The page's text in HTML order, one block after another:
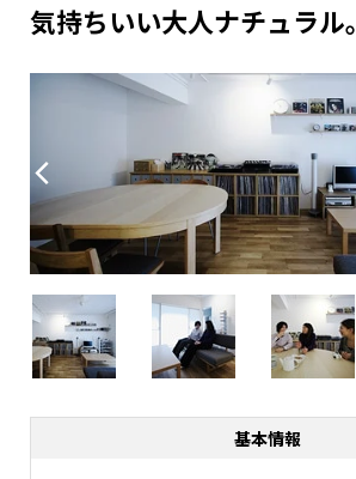
気持ちいい大人ナチュラル。
基本情報